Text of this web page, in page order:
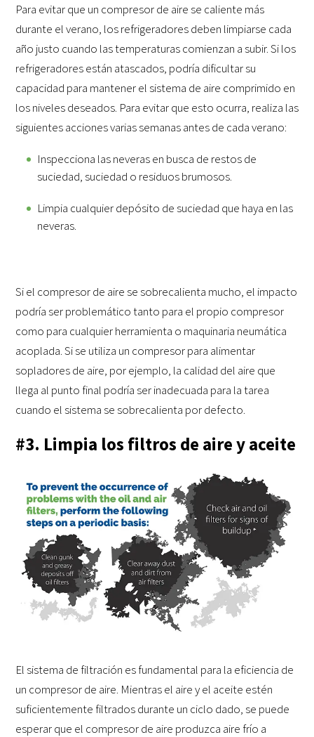
Para evitar que un compresor de aire se caliente más
durante el verano, los refrigeradores deben limpiarse cada
año justo cuando las temperaturas comienzan a subir. Si los
refrigeradores están atascados, podría dificultar su
capacidad para mantener el sistema de aire comprimido en
los niveles deseados. Para evitar que esto ocurra, realiza las
siguientes acciones varias semanas antes de cada verano:
Inspecciona las neveras en busca de restos de
suciedad, suciedad o residuos brumosos.
Limpia cualquier depósito de suciedad que haya en las
neveras.
Si el compresor de aire se sobrecalienta mucho, el impacto
podría ser problemático tanto para el propio compresor
como para cualquier herramienta o maquinaria neumática
acoplada. Si se utiliza un compresor para alimentar
sopladores de aire, por ejemplo, la calidad del aire que
llega al punto final podría ser inadecuada para la tarea
cuando el sistema se sobrecalienta por defecto.
#3. Limpia los filtros de aire y aceite
El sistema de filtración es fundamental para la eficiencia de
un compresor de aire. Mientras el aire y el aceite estén
suficientemente filtrados durante un ciclo dado, se puede
esperar que el compresor de aire produzca aire frío a